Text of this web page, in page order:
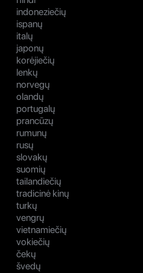
indoneziečių
ispanų
italų
japonų
korėjiečių
lenkų
norvegų
olandų
portugalų
prancūzų
rumunų
rusų
slovakų
suomių
tailandiečių
tradicinė kinų
turkų
vengrų
vietnamiečių
vokiečių
čekų
švedų